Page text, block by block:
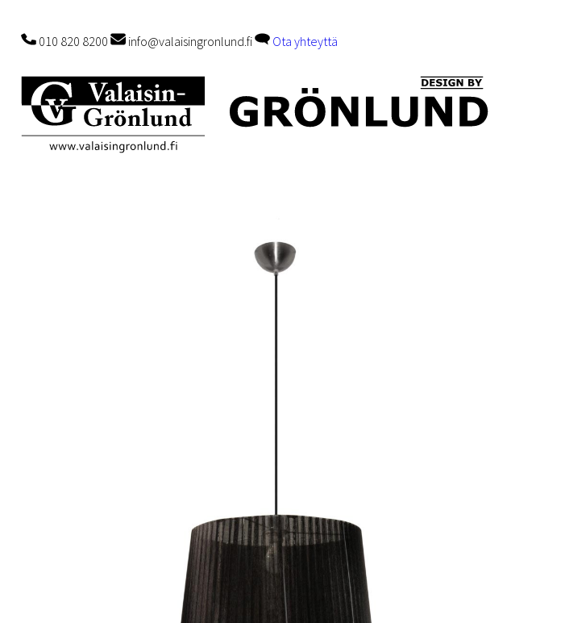
010 820 8200 info@valaisingronlund.fi Ota yhteyttä